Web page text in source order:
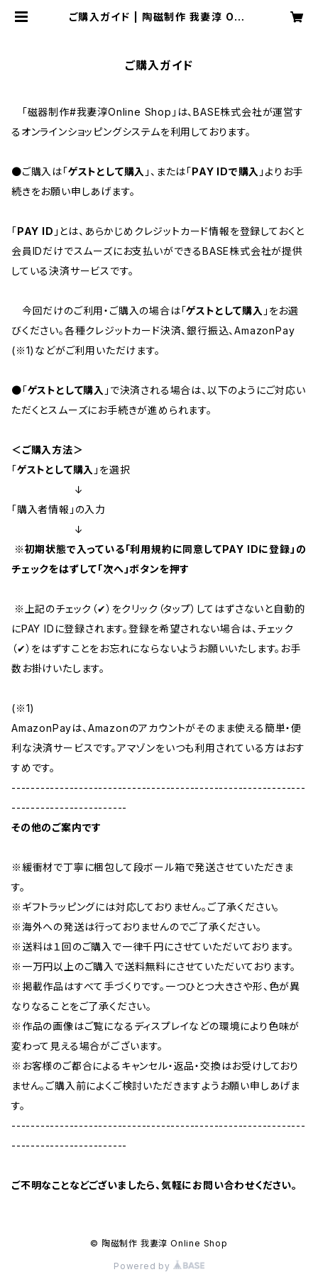
ご購入ガイド | 陶磁制作 我妻淳 Onli
ご購入ガイド
「磁器制作#我妻淳Online Shop」は、BASE株式会社が運営す
るオンラインショッピングシステムを利用しております。
●ご購入は「ゲストとして購入 」、または「PAY IDで購入 」よりお手
続きをお願い申しあげます。
「PAY ID 」とは、あらかじめクレジットカード情報を登録しておくと
会員IDだけでスムーズにお支払いができるBASE株式会社が提供
している決済サービスです。
今回だけのご利用・ご購入の場合は「ゲストとして購入 」をお選
びください。各種クレジットカード決済、銀行振込、AmazonPay
(※1)などがご利用いただけます。
●「ゲストとして購入 」で決済される場合は、以下のようにご対応い
ただくとスムーズにお手続きが進められます。
＜ご購入方法＞
「ゲストとして購入 」を選択
↓
「購入者情報」の入力
↓
※初期状態で入っている「利用規約に同意してPAY IDに登録」の
チェックをはずして「次へ」ボタンを押す
※ 上記のチェック（✔︎）をクリック（タップ）してはずさないと自動的
にPAY IDに登録されます。登録を希望されない場合は、チェック
（✔︎）をはずすことをお忘れにならないようお願いいたします。お手
数お掛けいたします。
(※1)
AmazonPayは、Amazonのアカウントがそのまま使える簡単・便
利な決済サービスです。アマゾンをいつも利用されている方はおす
すめです。
-------------------------------------------------------------
------------------------
その他のご案内です
※緩衝材で丁寧に梱包して段ボール箱で発送させていただきま
す。
※ギフトラッピングには対応しておりません。ご了承ください。
※海外への発送は行っておりませんのでご了承ください。
※送料は１回のご購入で一律千円にさせていただいております。
※一万円以上のご購入で送料無料にさせていただいております。
※掲載作品はすべて手づくりです。一つひとつ大きさや形、色が異
なりなることをご了承ください。
※作品の画像はご覧になるディスプレイなどの環境により色味が
変わって見える場合がございます。
※お客様のご都合によるキャンセル・返品・交換はお受けしており
ません。ご購入前によくご検討いただきますようお願い申しあげま
す。
-------------------------------------------------------------
------------------------
ご不明なことなどございましたら、気軽にお問い合わせください。
© 陶磁制作 我妻淳 Online Shop
Powered by